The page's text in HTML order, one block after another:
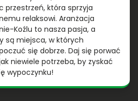
przestrzeń, która sprzyja
relaksowi. Aranżacja
Koźlu to nasza pasja, a
są miejsca, w których
się dobrze. Daj się porwać
niewiele potrzeba, by zyskać
wypoczynku!